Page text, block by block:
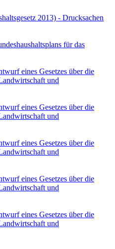
2013) - Drucksachen
für das
eines Gesetzes über die
und
eines Gesetzes über die
und
eines Gesetzes über die
und
eines Gesetzes über die
und
eines Gesetzes über die
und